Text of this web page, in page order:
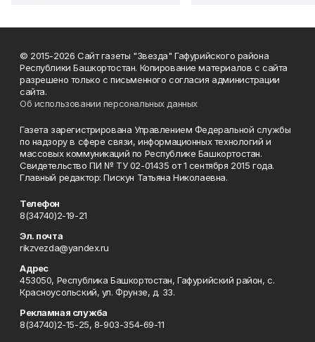
© 2015-2026 Сайт газеты "Звезда" Гафурийского района
Республики Башкортостан. Копирование материалов с сайта
разрешено только с письменного согласия администрации
сайта.
Об использовании персональных данных
Газета зарегистрирована Управлением Федеральной службы
по надзору в сфере связи, информационных технологий и
массовых коммуникаций по Республике Башкортостан.
Свидетельство ПИ № ТУ 02-01435 от 1 сентября 2015 года.
Главный редактор: Пискун Татьяна Николаевна.
Телефон
8(34740)2-19-21
Эл. почта
rikzvezda@yandex.ru
Адрес
453050, Республика Башкортостан, Гафурийский район, с.
Красноусольский, ул. Фрунзе, д. 33.
Рекламная служба
8(34740)2-15-25, 8-903-354-69-11